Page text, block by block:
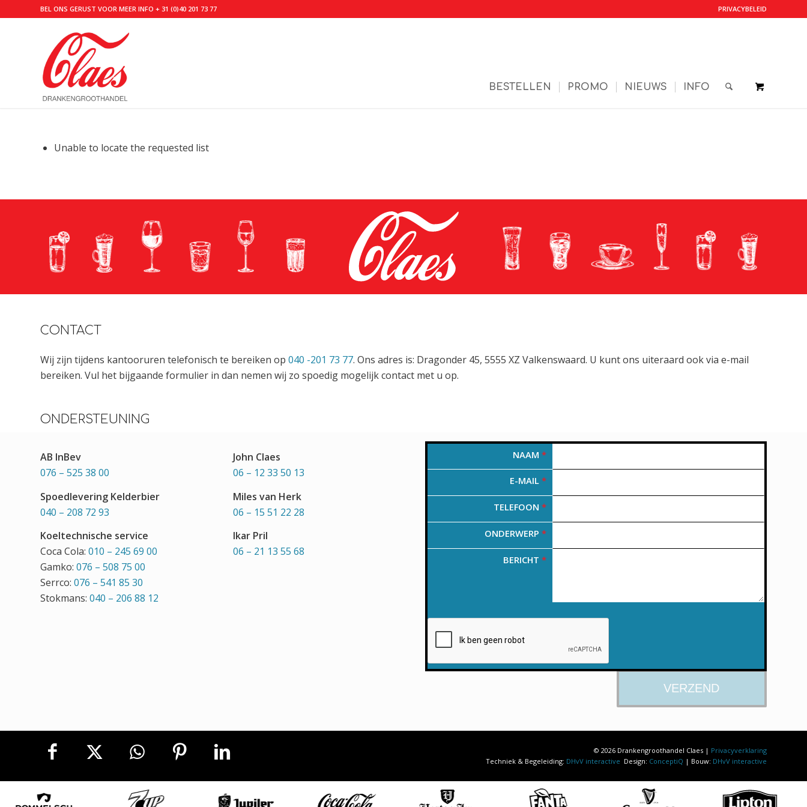
PRIVACYBELEID
BEL ONS GERUST VOOR MEER INFO + 31 (0)40 201 73 77
BESTELLEN PROMO NIEUWS INFO
Unable to locate the requested list
CONTACT
Wij zijn tijdens kantooruren telefonisch te bereiken op 040 -201 73 77. Ons adres is: Dragonder 45, 5555 XZ Valkenswaard. U kunt ons uiteraard ook via e-mail
bereiken. Vul het bijgaande formulier in dan nemen wij zo spoedig mogelijk contact met u op.
ONDERSTEUNING
AB InBev
076 – 525 38 00
Spoedlevering Kelderbier
040 – 208 72 93
Koeltechnische service
Coca Cola: 010 – 245 69 00
Gamko: 076 – 508 75 00
Serrco: 076 – 541 85 30
Stokmans: 040 – 206 88 12
John Claes
06 – 12 33 50 13
Miles van Herk
06 – 15 51 22 28
Ikar Pril
06 – 21 13 55 68
NAAM *
E-MAIL *
TELEFOON *
ONDERWERP *
BERICHT *
© 2026 Drankengroothandel Claes | Privacyverklaring
Techniek & Begeleiding: DHvV interactive Design: ConceptiQ | Bouw: DHvV interactive